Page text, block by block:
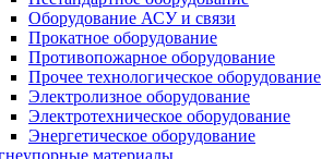
Оборудование АСУ и связи
Прокатное оборудование
Противопожарное оборудование
Прочее технологическое оборудование
Электролизное оборудование
Электротехническое оборудование
Энергетическое оборудование
материалы